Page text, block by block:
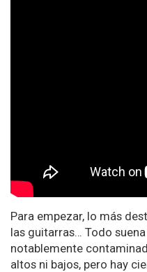
Para empezar, lo más
las guitarras… Todo
notablemente
altos ni bajos, pero hay